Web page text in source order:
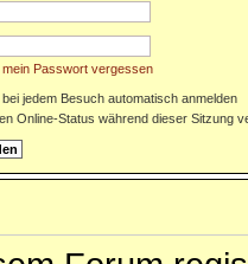
mein Passwort vergessen
bei jedem Besuch automatisch anmelden
Online-Status während dieser Sitzung